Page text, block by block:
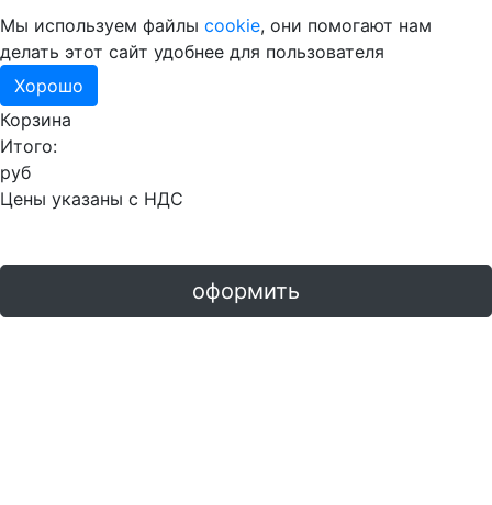
Мы используем файлы cookie, они помогают нам
делать этот сайт удобнее для пользователя
Хорошо
Корзина
Итого:
руб
Цены указаны с НДС
оформить